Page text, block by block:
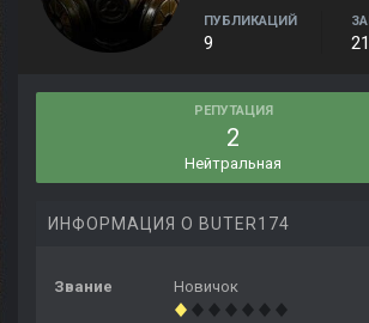
ПУБЛИКАЦИЙ
9
РЕПУТАЦИЯ
2
Нейтральная
ИНФОРМАЦИЯ О BUTER174
Звание Новичок